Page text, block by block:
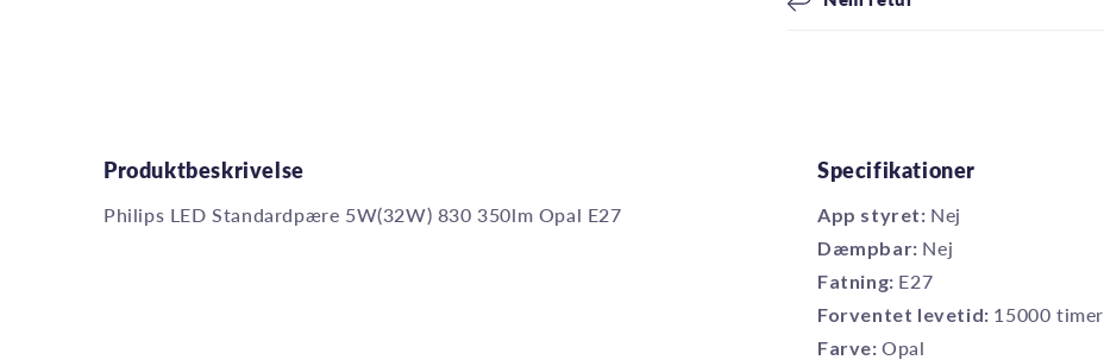
Produktbeskrivelse
Philips LED Standardpære 5W(32W) 830 350lm Opal E27
Specifikationer
App styret: Nej
Dæmpbar: Nej
Fatning: E27
Forventet levetid: 15000 timer
Farve:Opal